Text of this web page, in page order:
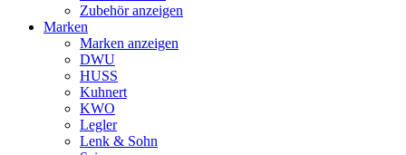
Zubehör anzeigen
Marken
Marken anzeigen
DWU
HUSS
Kuhnert
KWO
Legler
Lenk & Sohn